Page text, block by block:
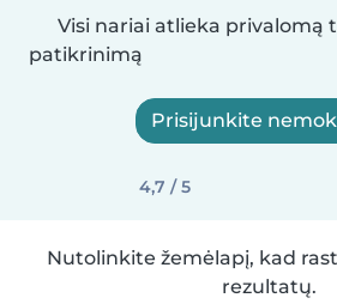
Visi nariai atlieka privalomą
patikrinimą
Prisijunkite
4,7 / 5
Nutolinkite žemėlapį, kad
rezultatų.